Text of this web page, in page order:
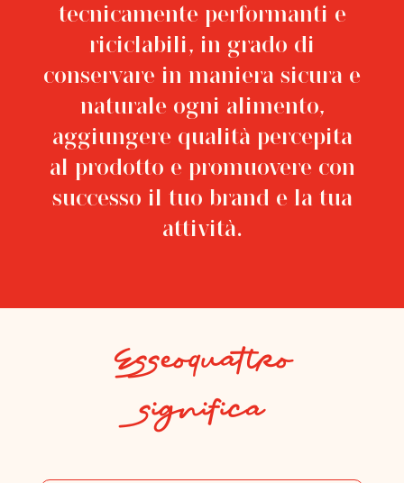
tecnicamente performanti e
riciclabili, in grado di
conservare in maniera sicura e
naturale ogni alimento,
aggiungere qualità percepita
al prodotto e promuovere con
successo il tuo brand e la tua
attività.
Esseoquattro
significa